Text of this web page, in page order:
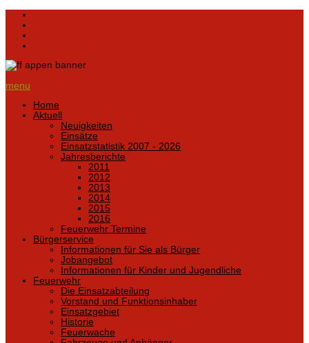
menu
Home
Aktuell
Neuigkeiten
Einsätze
Einsatzstatistik 2007 - 2026
Jahresberichte
2011
2012
2013
2014
2015
2016
Feuerwehr Termine
Bürgerservice
Informationen für Sie als Bürger
Jobangebot
Informationen für Kinder und Jugendliche
Feuerwehr
Die Einsatzabteilung
Vorstand und Funktionsinhaber
Einsatzgebiet
Historie
Feuerwache